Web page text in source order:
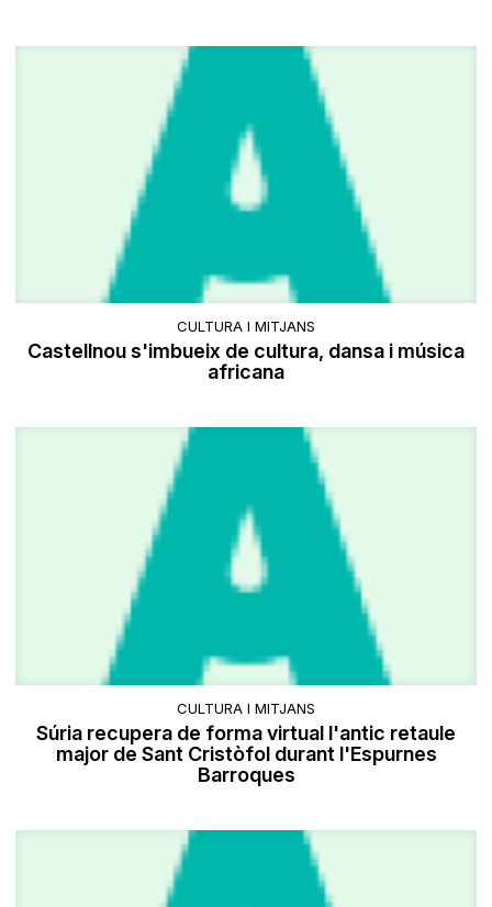
CULTURA I MITJANS
Castellnou s'imbueix de cultura, dansa i música
africana
CULTURA I MITJANS
Súria recupera de forma virtual l'antic retaule
major de Sant Cristòfol durant l'Espurnes
Barroques